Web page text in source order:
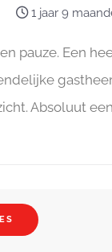
1 jaar 9
pauze. Een
Absoluut